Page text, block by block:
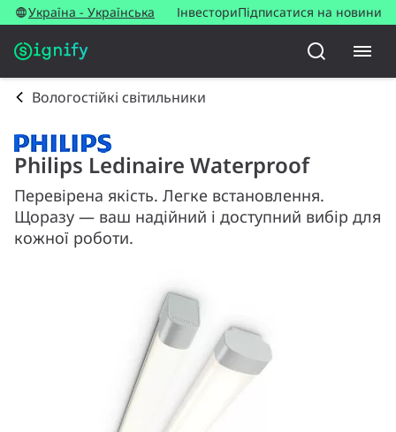
Україна - Українська ІнвесториПідписатися на новини
Вологостійкі світильники
Philips Ledinaire Waterproof
Перевірена якість. Легке встановлення.
Щоразу — ваш надійний і доступний вибір для
кожної роботи.